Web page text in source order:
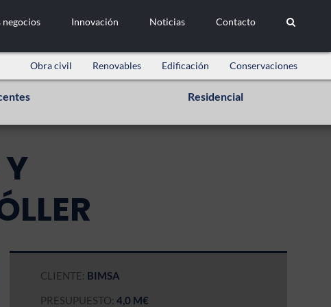
Innovación Noticias Contacto
Obra civil Renovables Edificación Conservaciones
Residencial
CLIENTE: BIMSA
PRESUPUESTO:4,0 M€